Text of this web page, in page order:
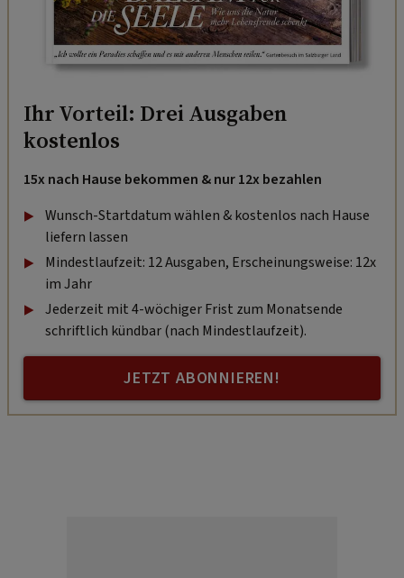
Ihr Vorteil: Drei Ausgaben
kostenlos
15x nach Hause bekommen & nur 12x bezahlen
Wunsch-Startdatum wählen & kostenlos nach Hause
liefern lassen
Mindestlaufzeit: 12 Ausgaben, Erscheinungsweise: 12x
im Jahr
Jederzeit mit 4-wöchiger Frist zum Monatsende
schriftlich kündbar (nach Mindestlaufzeit).
JETZT ABONNIEREN!